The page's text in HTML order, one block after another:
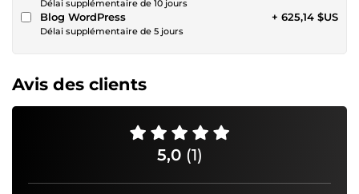
Délai supplémentaire de 10 jours
Blog WordPress
Délai supplémentaire de 5 jours
+ 625,14 $US
Avis des clients
5,0 (1)